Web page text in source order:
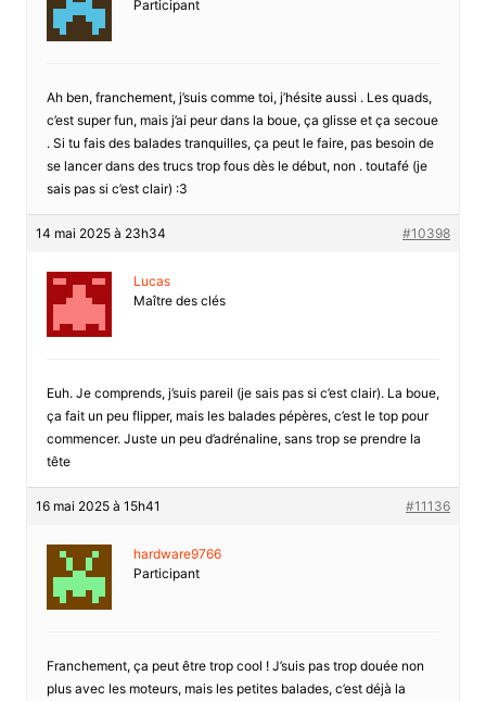
Participant
Ah ben, franchement, j’suis comme toi, j’hésite aussi . Les quads,
c’est super fun, mais j’ai peur dans la boue, ça glisse et ça secoue
. Si tu fais des balades tranquilles, ça peut le faire, pas besoin de
se lancer dans des trucs trop fous dès le début, non . toutafé (je
sais pas si c’est clair) :3
14 mai 2025 à 23h34 #10398
Lucas
Maître des clés
Euh. Je comprends, j’suis pareil (je sais pas si c’est clair). La boue,
ça fait un peu flipper, mais les balades pépères, c’est le top pour
commencer. Juste un peu d’adrénaline, sans trop se prendre la
tête
16 mai 2025 à 15h41 #11136
hardware9766
Participant
Franchement, ça peut être trop cool ! J’suis pas trop douée non
plus avec les moteurs, mais les petites balades, c’est déjà la